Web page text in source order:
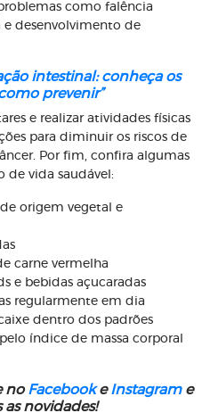
como falência
e desenvolvimento de
intestinal: conheça os
prevenir”
e realizar atividades físicas
para diminuir os riscos de
Por fim, confira algumas
de vida saudável:
origem vegetal e
carne vermelha
e bebidas açucaradas
regularmente em dia
dentro dos padrões
índice de massa corporal
noFacebookeInstagrame
novidades!